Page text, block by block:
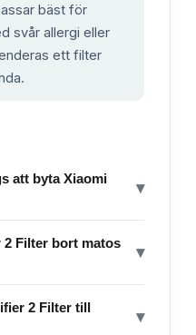
bäst för
svår allergi eller
ett filter
att byta Xiaomi
▾
Filter bort matos
▾
2 Filter till
▾